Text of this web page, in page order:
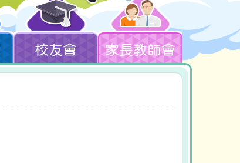
校友會 家長教師會